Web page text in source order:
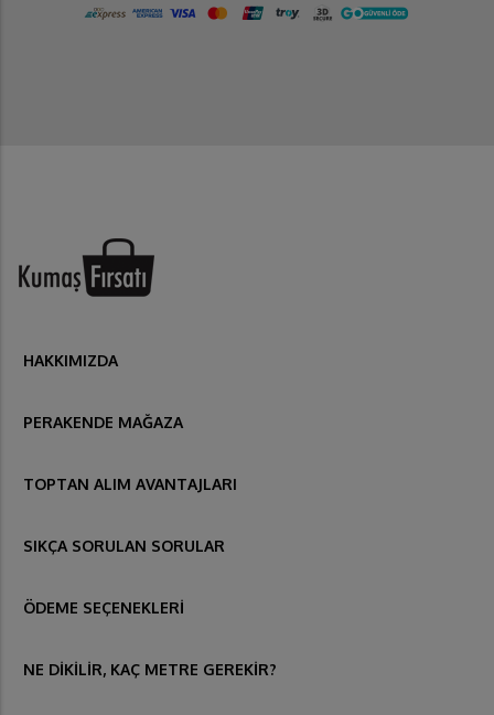
HAKKIMIZDA
PERAKENDE MAĞAZA
TOPTAN ALIM AVANTAJLARI
SIKÇA SORULAN SORULAR
ÖDEME SEÇENEKLERİ
NE DİKİLİR, KAÇ METRE GEREKİR?